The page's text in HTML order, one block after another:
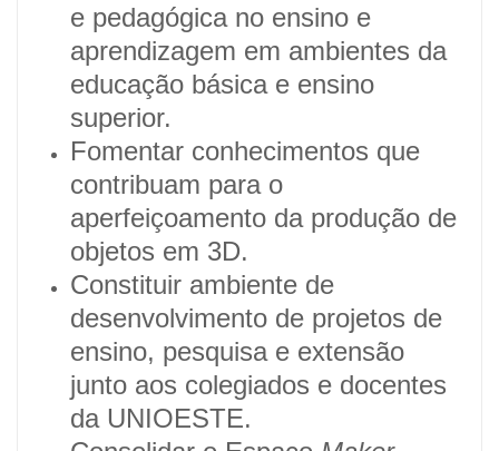
e pedagógica no ensino e
aprendizagem em ambientes da
educação básica e ensino
superior.
Fomentar conhecimentos que
contribuam para o
aperfeiçoamento da produção de
objetos em 3D.
Constituir ambiente de
desenvolvimento de projetos de
ensino, pesquisa e extensão
junto aos colegiados e docentes
da UNIOESTE.